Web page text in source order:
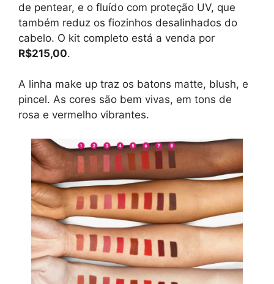
de pentear, e o fluído com proteção UV, que
também reduz os fiozinhos desalinhados do
cabelo. O kit completo está a venda por
R$215,00.
A linha make up traz os batons matte, blush, e
pincel. As cores são bem vivas, em tons de
rosa e vermelho vibrantes.